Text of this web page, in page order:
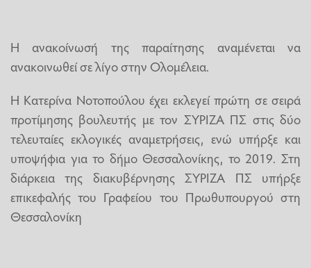
Η ανακοίνωσή της παραίτησης αναμένεται να
ανακοινωθεί σε λίγο στην Ολομέλεια.
Η Κατερίνα Νοτοπούλου έχει εκλεγεί πρώτη σε σειρά
προτίμησης βουλευτής με τον ΣΥΡΙΖΑ ΠΣ στις δύο
τελευταίες εκλογικές αναμετρήσεις, ενώ υπήρξε και
υποψήφια για το δήμο Θεσσαλονίκης, το 2019. Στη
διάρκεια της διακυβέρνησης ΣΥΡΙΖΑ ΠΣ υπήρξε
επικεφαλής του Γραφείου του Πρωθυπουργού στη
Θεσσαλονίκη